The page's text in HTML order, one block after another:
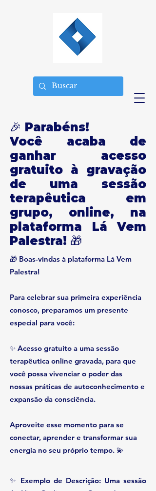
🎉 Parabéns!
Você acaba de
ganhar acesso
gratuito à gravação
de uma sessão
terapêutica em
grupo, online, na
plataforma Lá Vem
Palestra! 🎁
🎁 Boas-vindas à plataforma Lá Vem
Palestra!
Para celebrar sua primeira experiência
conosco, preparamos um presente
especial para você:
✨ Acesso gratuito a uma sessão
terapêutica online gravada, para que
você possa vivenciar o poder das
nossas práticas de autoconhecimento e
expansão da consciência.
Aproveite esse momento para se
conectar, aprender e transformar sua
energia no seu próprio tempo. 💫
✨ Exemplo de Descrição: Uma sessão